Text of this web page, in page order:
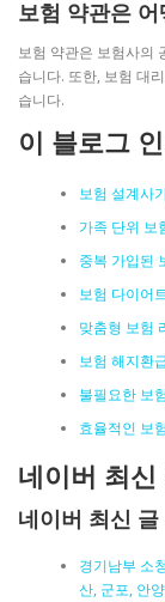
보험 약관은
보험 약관은 보험사의
습니다. 또한, 보험 대
습니다.
이 블로그
보험 설계사
가족 단위 보
중복 가입된
보험 다이어
맞춤형 보험
보험 해지환
불필요한 보
효율적인 보
네이버 최신
네이버 최신 글
경기남부 소
산, 군포, 안